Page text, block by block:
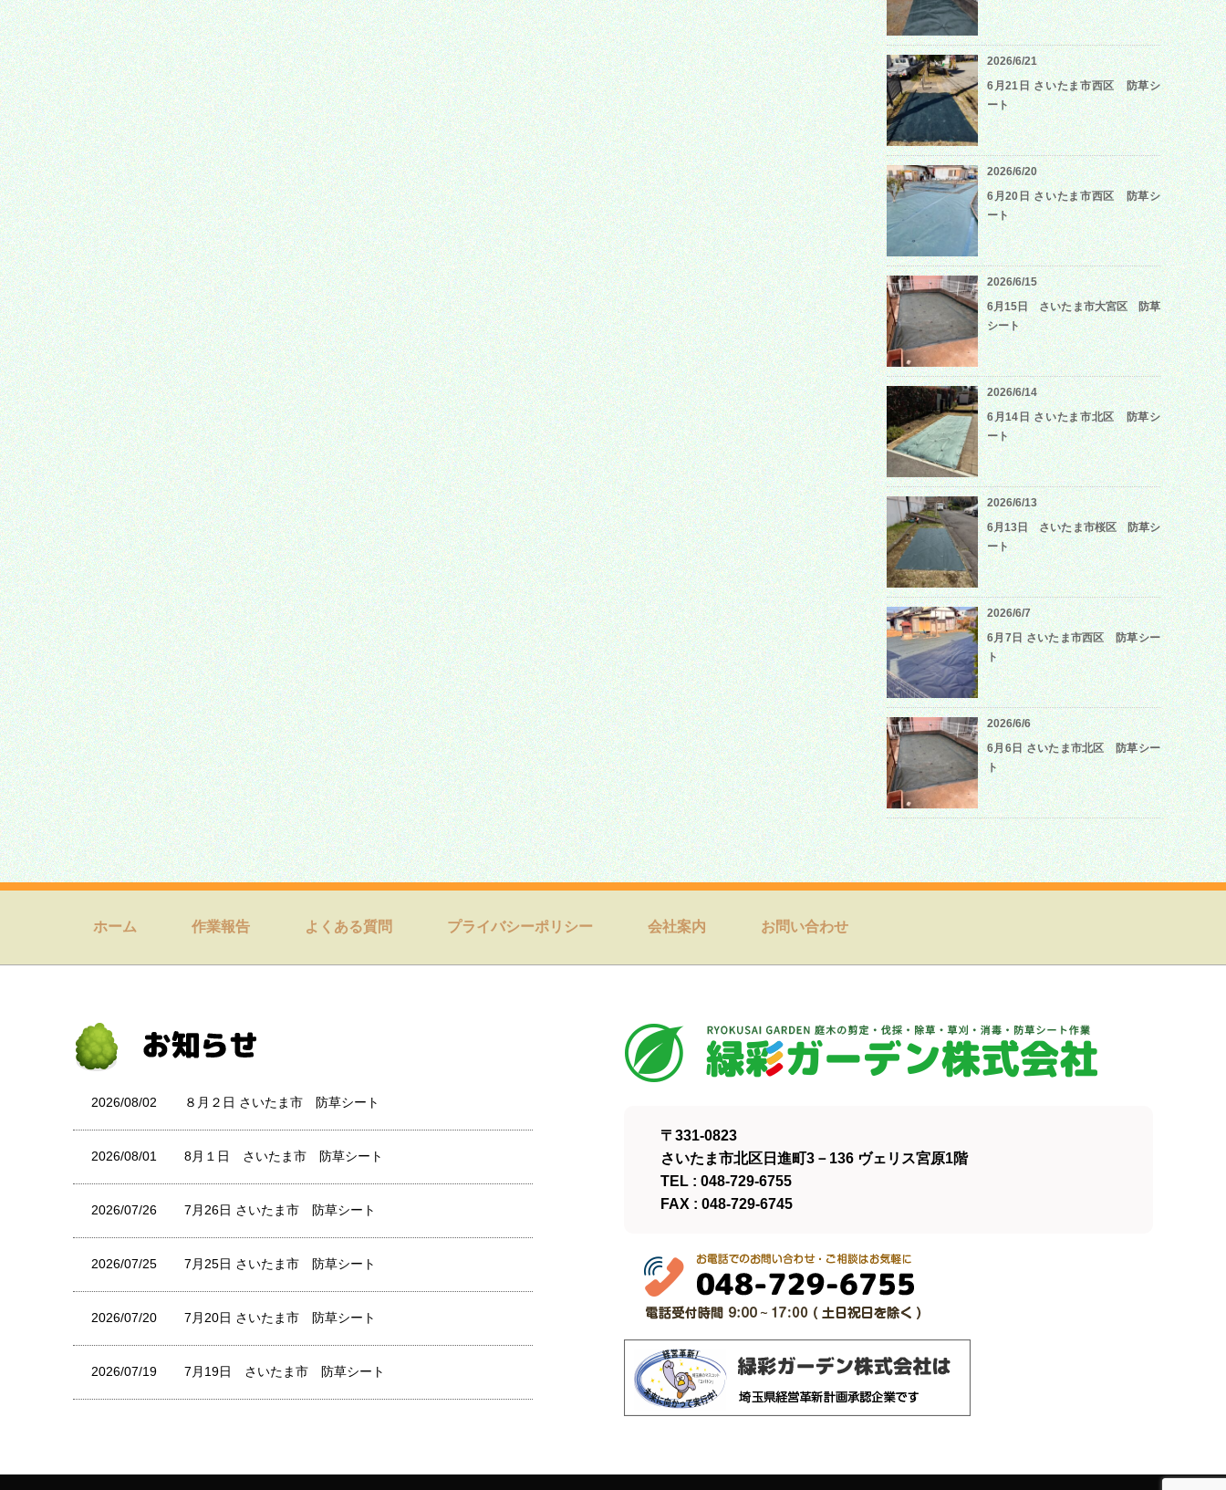
2026/6/21
6月21日 さいたま市西区 防草シ
ート
2026/6/20
6月20日 さいたま市西区 防草シ
ート
2026/6/15
6月15日 さいたま市大宮区 防草
シート
2026/6/14
6月14日 さいたま市北区 防草シ
ート
2026/6/13
6月13日 さいたま市桜区 防草シ
ート
2026/6/7
6月7日 さいたま市西区 防草シー
ト
2026/6/6
6月6日 さいたま市北区 防草シー
ト
ホーム 作業報告 よくある質問 プライバシーポリシー 会社案内 お問い合わせ
2026/08/02 ８月２日 さいたま市 防草シート
2026/08/01 8月１日 さいたま市 防草シート
2026/07/26 7月26日 さいたま市 防草シート
2026/07/25 7月25日 さいたま市 防草シート
2026/07/20 7月20日 さいたま市 防草シート
2026/07/19 7月19日 さいたま市 防草シート
〒331-0823
さいたま市北区日進町3－136 ヴェリス宮原1階
TEL : 048-729-6755
FAX : 048-729-6745